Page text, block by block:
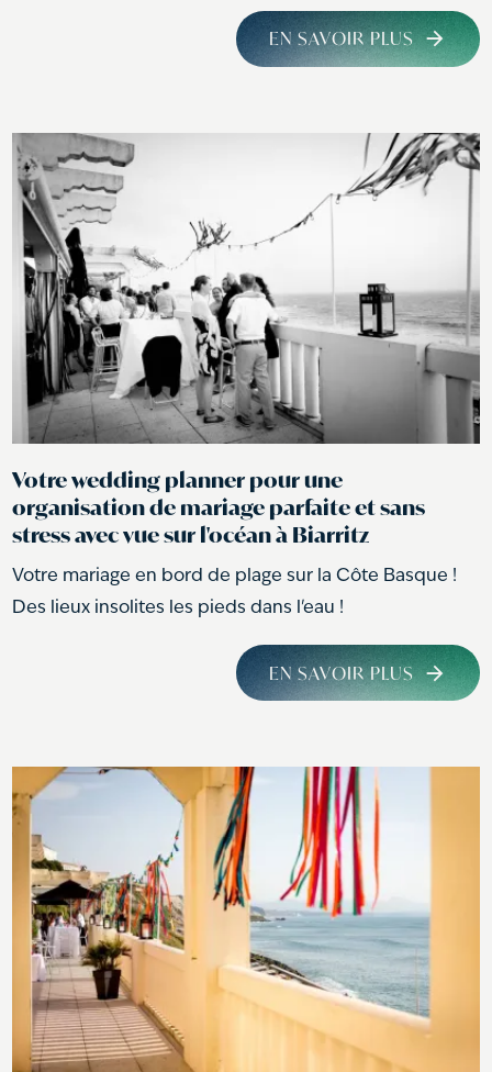
EN SAVOIR PLUS
Votre wedding planner pour une
organisation de mariage parfaite et sans
stress avec vue sur l'océan à Biarritz
Votre mariage en bord de plage sur la Côte Basque !
Des lieux insolites les pieds dans l'eau !
EN SAVOIR PLUS